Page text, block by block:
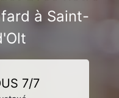
à Saint-
7/7